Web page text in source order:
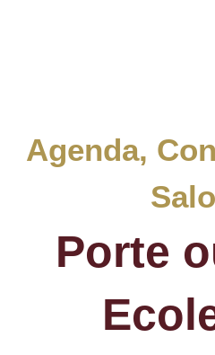
Agenda,
Porte